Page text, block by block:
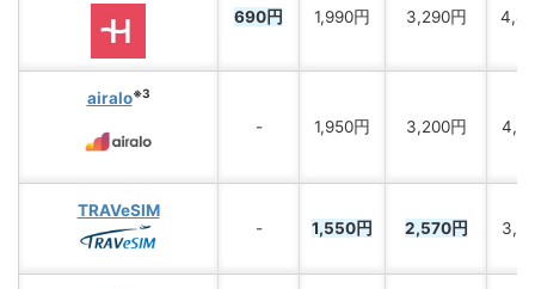
690円
1,990円 3,290円
airalo※3
- 1,950円 3,200円
TRAVeSIM
-
1,550円 2,570円